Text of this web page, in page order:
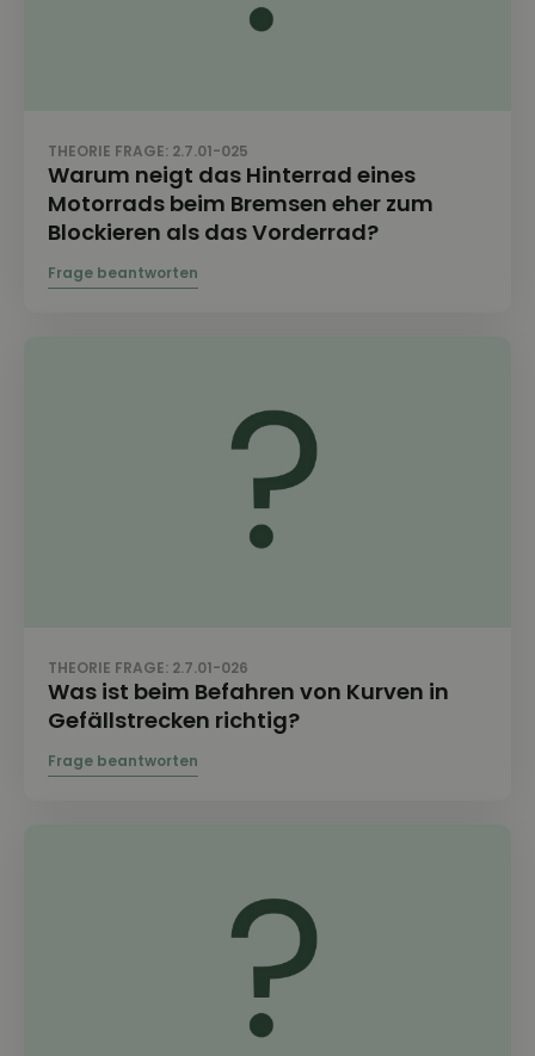
THEORIE FRAGE: 2.7.01-025
Warum neigt das Hinterrad eines
Motorrads beim Bremsen eher zum
Blockieren als das Vorderrad?
THEORIE FRAGE: 2.7.01-026
Was ist beim Befahren von Kurven in
Gefällstrecken richtig?